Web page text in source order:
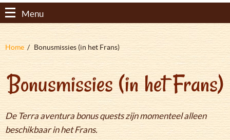
Menu
Kruimelpad
Home Bonusmissies (in het Frans)
Bonusmissies (in het Frans)
De Terra aventura bonus quests zijn momenteel alleen
beschikbaar in het Frans.